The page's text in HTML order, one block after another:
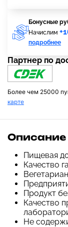
Бонусные
Начислим
подробнее
Партнер по
Более чем 25000
карте
Описание
Пищевая
Качество
Продукт
Качество
Не